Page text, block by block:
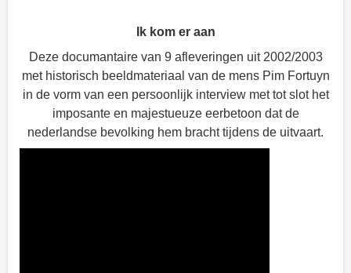
Ik kom er aan
Deze documantaire van 9 afleveringen uit 2002/2003
met historisch beeldmateriaal van de mens Pim Fortuyn
in de vorm van een persoonlijk interview met tot slot het
imposante en majestueuze eerbetoon dat de
nederlandse bevolking hem bracht tijdens de uitvaart.